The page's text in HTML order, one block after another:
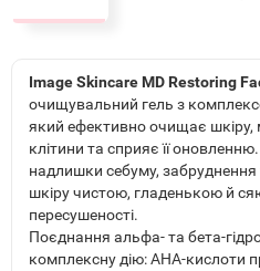
Image Skincare MD Restoring
очищувальний гель з
який ефективно очищає шкіру,
клітини та сприяє її
надлишки себуму,
шкіру чистою, гладенькою й
пересушеності.
Поєднання альфа- та бета-
комплексну дію: AHA-кислоти